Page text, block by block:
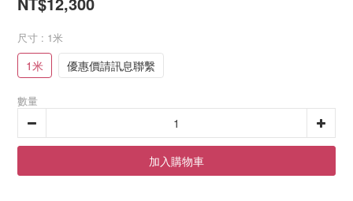
尺寸 : 1米
1米 優惠價請訊息聯繫
數量
加入購物車